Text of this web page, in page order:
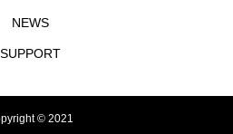
NEWS
SUPPORT
© 2021